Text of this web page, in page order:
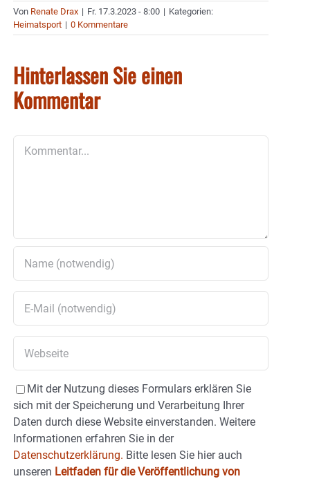
Von Renate Drax | Fr. 17.3.2023 - 8:00 | Kategorien:
Heimatsport | 0 Kommentare
Hinterlassen Sie einen
Kommentar
Mit der Nutzung dieses Formulars erklären Sie
sich mit der Speicherung und Verarbeitung Ihrer
Daten durch diese Website einverstanden. Weitere
Informationen erfahren Sie in der
Datenschutzerklärung. Bitte lesen Sie hier auch
unseren Leitfaden für die Veröffentlichung von